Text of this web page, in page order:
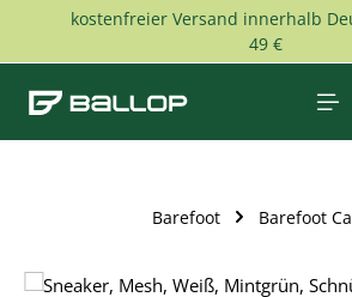
Zum Hauptinhalt springen
kostenfreier Versand innerhalb
49 €
Barefoot Barefoot
Bildergalerie überspringen